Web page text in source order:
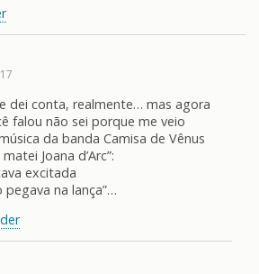
dei conta, realmente… mas agora
falou não sei porque me veio
da banda Camisa de Vênus
Joana d’Arc”:
excitada
pegava na lança”…